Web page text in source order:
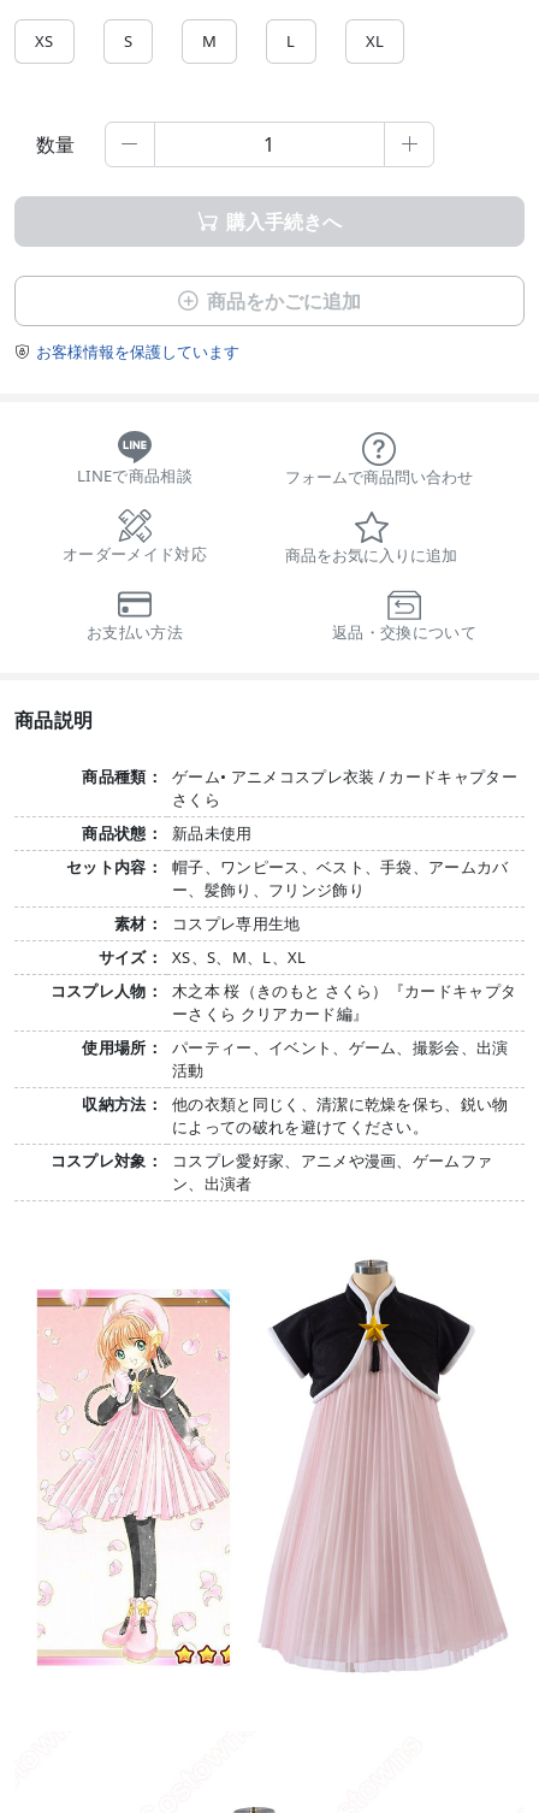
XS S M L XL
数量  
 購入手続きへ
 商品をかごに追加
 お客様情報を保護しています
LINEで商品相談 フォームで商品問い合わせ
オーダーメイド対応 商品をお気に入りに追加
お支払い方法 返品・交換について
商品説明
商品種類：
ゲーム• アニメコスプレ衣装 / カードキャプター
さくら
商品状態：
新品未使用
セット内容：
帽子、ワンピース、ベスト、手袋、アームカバ
ー、髪飾り、フリンジ飾り
素材：
コスプレ専用生地
サイズ：
XS、S、M、L、XL
コスプレ人物：
木之本 桜（きのもと さくら）『カードキャプタ
ーさくら クリアカード編』
使用場所：
パーティー、イベント、ゲーム、撮影会、出演
活動
収納方法：
他の衣類と同じく、清潔に乾燥を保ち、鋭い物
によっての破れを避けてください。
コスプレ対象：
コスプレ愛好家、アニメや漫画、ゲームファ
ン、出演者